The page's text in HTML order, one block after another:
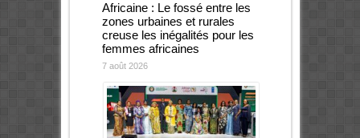
Africaine : Le fossé entre les
zones urbaines et rurales
creuse les inégalités pour les
femmes africaines
7 août 2026